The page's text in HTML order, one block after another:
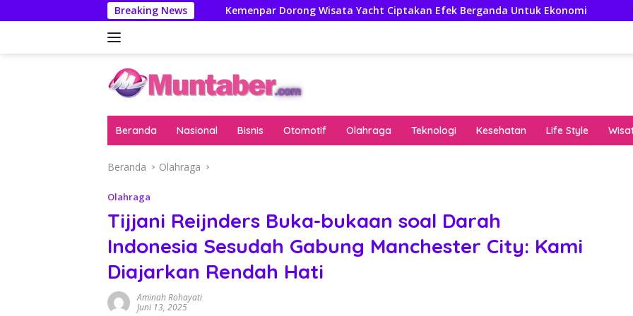
ke
Breaking News
Kemenpar Dorong Wisata Yacht Ciptakan Efek Berganda Untuk Ekonomi Penampilan
Beranda Nasional Bisnis Otomotif Olahraga Teknologi Kesehatan Life Style
Beranda Olahraga
Olahraga
Tijjani Reijnders Buka-bukaan soal Darah
Indonesia Sesudah Gabung Manchester City: Kami
Diajarkan Rendah Hati
Aminah Rohayati
Juni 13, 2025